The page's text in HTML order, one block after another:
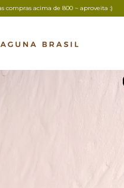
compras acima de 800 ~ aproveita :)